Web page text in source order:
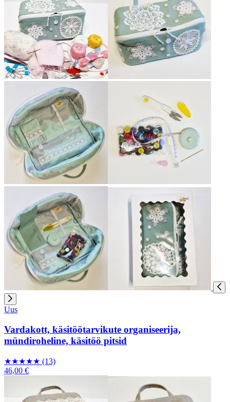
Uus
Vardakott, käsitöötarvikute organiseerija,
mündiroheline, käsitöö pitsid
★★★★★ (13)
46,00 €